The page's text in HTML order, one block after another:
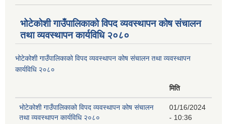
भोटेकोशी गाउँपालिकाको विपद व्यवस्थापन कोष संचालन
तथा व्यवस्थापन कार्यविधि २०८०
भोटेकोशी गाउँपालिकाको विपद व्यवस्थापन कोष संचालन तथा व्यवस्थापन
कार्यविधि २०८०
मिति
भोटेकोशी गाउँपालिकाको विपद व्यवस्थापन कोष संचालन
तथा व्यवस्थापन कार्यविधि २०८०
01/16/2024
- 10:36